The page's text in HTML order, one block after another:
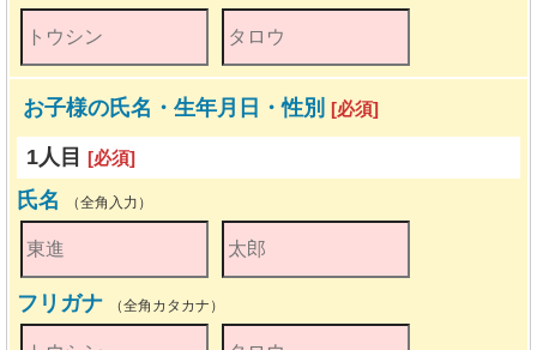
お子様の氏名・生年月日・性別 [必須]
1人目 [必須]
氏名 （全角入力）
フリガナ （全角カタカナ）